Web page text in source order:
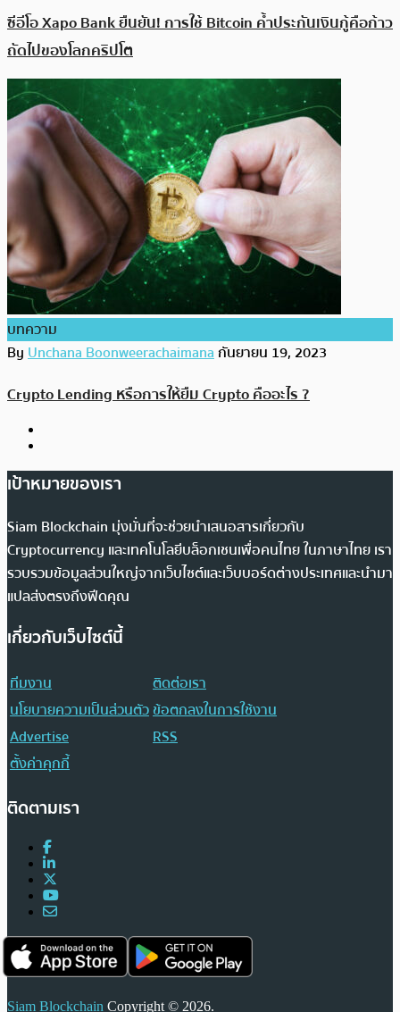
ซีอีโอ Xapo Bank ยืนยัน! การใช้ Bitcoin ค้ำประกันเงินกู้คือก้าว
ถัดไปของโลกคริปโต
บทความ
ByUnchana Boonweerachaimanaกันยายน 19, 2023
Crypto Lending หรือการให้ยืม Crypto คืออะไร ?
เป้าหมายของเรา
Siam Blockchain มุ่งมั่นที่จะช่วยนำเสนอสารเกี่ยวกับ
Cryptocurrency และเทคโนโลยีบล็อกเชนเพื่อคนไทย ในภาษาไทย เรา
รวบรวมข้อมูลส่วนใหญ่จากเว็บไซต์และเว็บบอร์ดต่างประเทศและนำมา
แปลส่งตรงถึงฟีดคุณ
เกี่ยวกับเว็บไซต์นี้
ทีมงาน
ติดต่อเรา
นโยบายความเป็นส่วนตัวข้อตกลงในการใช้งาน
Advertise
RSS
ตั้งค่าคุกกี้
ติดตามเรา
Siam Blockchain Copyright © 2026.